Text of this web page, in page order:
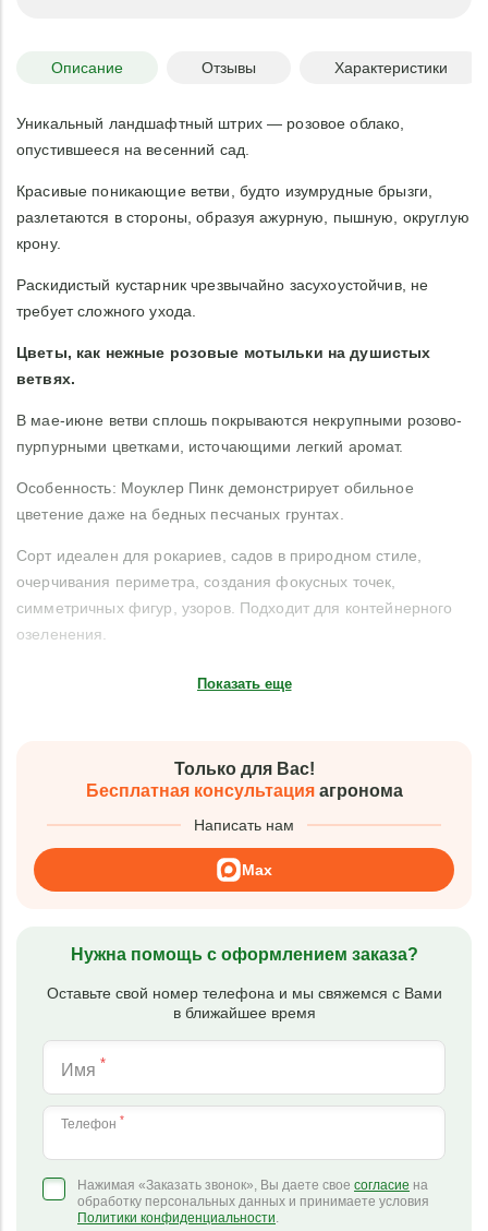
Описание Отзывы Характеристики
Уникальный ландшафтный штрих — розовое облако,
опустившееся на весенний сад.
Красивые поникающие ветви, будто изумрудные брызги,
разлетаются в стороны, образуя ажурную, пышную, округлую
крону.
Раскидистый кустарник чрезвычайно засухоустойчив, не
требует сложного ухода.
Цветы, как нежные розовые мотыльки на душистых
ветвях.
В мае-июне ветви сплошь покрываются некрупными розово-
пурпурными цветками, источающими легкий аромат.
Особенность: Моуклер Пинк демонстрирует обильное
цветение даже на бедных песчаных грунтах.
Сорт идеален для рокариев, садов в природном стиле,
очерчивания периметра, создания фокусных точек,
симметричных фигур, узоров. Подходит для контейнерного
озеленения.
Показать еще
Только для Вас!
Бесплатная консультацияагронома
Написать нам
Max
Нужна помощь с оформлением заказа?
Оставьте свой номер телефона и мы свяжемся с Вами
в ближайшее время
Имя *
Телефон *
Нажимая «Заказать звонок», Вы даете свое согласие на
обработку персональных данных и принимаете условия
Политики конфиденциальности.